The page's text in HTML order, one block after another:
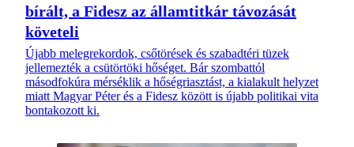
bírált, a Fidesz az államtitkár távozását
követeli
Újabb melegrekordok, csőtörések és szabadtéri tüzek
jellemezték a csütörtöki hőséget. Bár szombattól
másodfokúra mérséklik a hőségriasztást, a kialakult helyzet
miatt Magyar Péter és a Fidesz között is újabb politikai vita
bontakozott ki.